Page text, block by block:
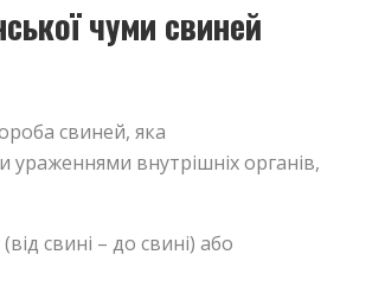
чуми свиней
свиней, яка
внутрішніх органів,
свині – до свині) або